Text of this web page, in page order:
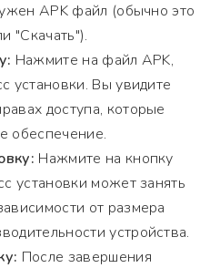
APK файл (обычно это
"Скачать").
Нажмите на файл APK,
установки. Вы увидите
доступа, которые
обеспечение.
Нажмите на кнопку
установки может занять
от размера
устройства.
После завершения